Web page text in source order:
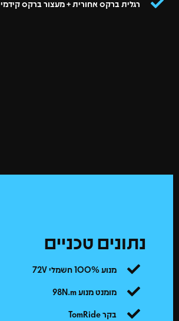
רגלית ברקס אחורית + מעצור ברקס קידמי
נתונים טכניים
מנוע 100% חשמלי 72V
מומנט מנוע 98N.m
בקר TomRide